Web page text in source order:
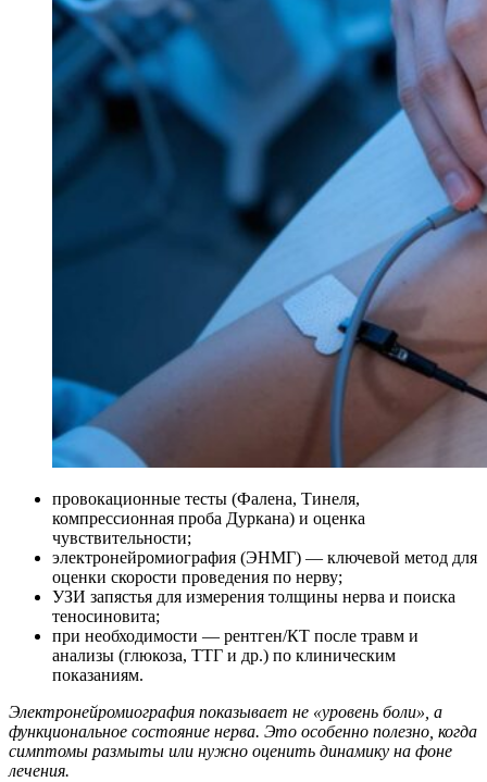
провокационные тесты (Фалена, Тинеля,
компрессионная проба Дуркана) и оценка
чувствительности;
электронейромиография (ЭНМГ) — ключевой метод для
оценки скорости проведения по нерву;
УЗИ запястья для измерения толщины нерва и поиска
теносиновита;
при необходимости — рентген/КТ после травм и
анализы (глюкоза, ТТГ и др.) по клиническим
показаниям.
Электронейромиография показывает не «уровень боли», а
функциональное состояние нерва. Это особенно полезно, когда
симптомы размыты или нужно оценить динамику на фоне
лечения.